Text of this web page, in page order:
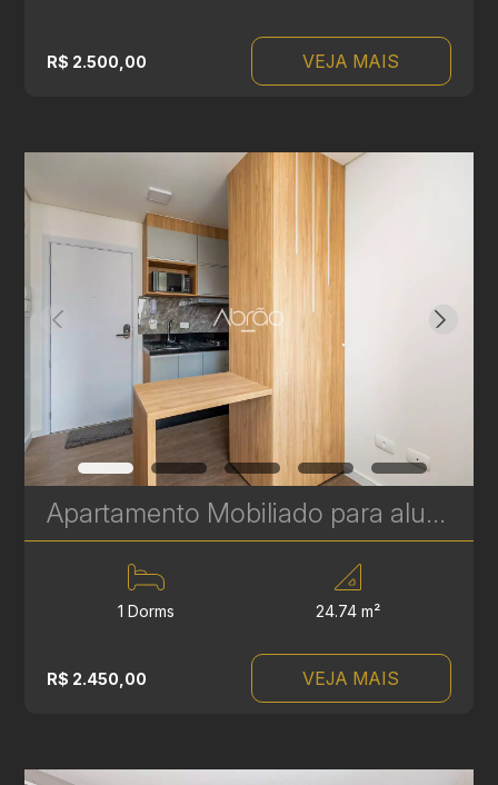
R$ 2.500,00 VEJA MAIS
Apartamento Mobiliado para alugar no Batel – 1 Quarto - 24m² - Ideal para Morar ou Investir | Ref 483
1 Dorms 24.74 m²
R$ 2.450,00 VEJA MAIS